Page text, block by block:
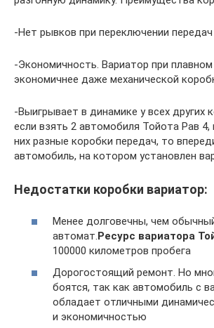
-Нет рывков при переключении передач
-Экономичность. Вариатор при плавном
экономичнее даже механической
-Выигрывает в динамике у всех других
если взять 2 автомобиля Тойота Рав 4,
них разные коробки передач, то
автомобиль, на котором установлен
Недостатки коробки вариатор:
Менее долговечны, чем
автомат. Ресурс вариатора
100000 километров пробега
Дорогостоящий ремонт. Но
боятся, так как автомобиль с
обладает отличными
и экономичностью